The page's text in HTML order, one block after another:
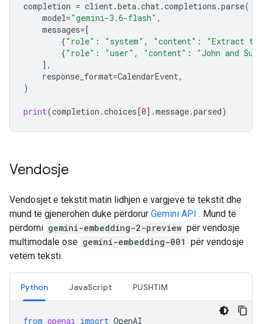
completion = client.beta.chat.completions .parse(
model="gemini-3.6-flash" ,
messages=[
{"role" : "system" , "content" :
"Extract
{"role" : "user" , "content" :
"John and
],
response_format=CalendarEvent,
)
print(completion .choices[0] .message.parsed)
Vendosje
Vendosjet e tekstit matin lidhjen e vargjeve të tekstit dhe
mund të gjenerohen duke përdorur Gemini API . Mund të
përdorni gemini-embedding-2-preview për vendosje
multimodale ose gemini-embedding-001 për vendosje
vetëm teksti.
Python JavaScript PUSHTIM
from openai import OpenAI